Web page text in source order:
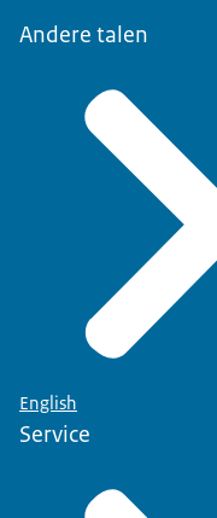
Andere talen
English
Service